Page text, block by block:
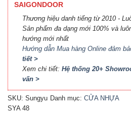
SAIGONDOOR
Thương hiệu danh tiếng từ 2010 -
Sản phẩm đa dạng mới 100% và
hướng mới nhất
Hướng dẫn Mua hàng Online đảm
tiết >
Xem chi tiết: Hệ thống 20+
vấn >
SKU: Sungyu
SYA 48
Danh mục: CỬA NHỰA